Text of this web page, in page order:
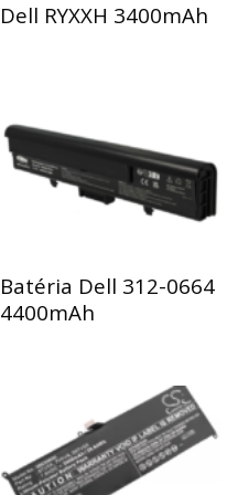
Dell RYXXH 3400mAh
Batéria Dell 312-0664
4400mAh